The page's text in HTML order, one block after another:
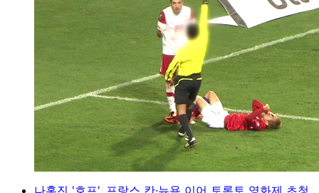
나홍진 '호프', 프랑스 칸·뉴욕 이어 토론토 영화제 초청